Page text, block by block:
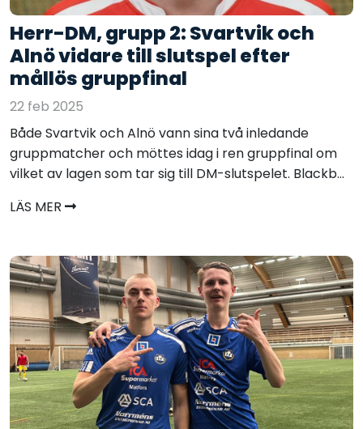
Herr-DM, grupp 2: Svartvik och
Alnö vidare till slutspel efter
mållös gruppfinal
22 feb 2025
Både Svartvik och Alnö vann sina två inledande
gruppmatcher och möttes idag i ren gruppfinal om
vilket av lagen som tar sig till DM-slutspelet. Blackb...
LÄS MER